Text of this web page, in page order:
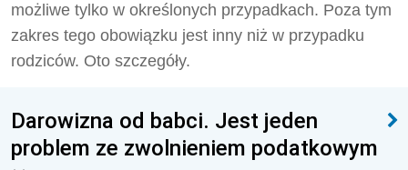
możliwe tylko w określonych przypadkach. Poza tym
zakres tego obowiązku jest inny niż w przypadku
rodziców. Oto szczegóły.
Darowizna od babci. Jest jeden
problem ze zwolnieniem podatkowym